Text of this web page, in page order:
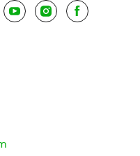
YouTubeInstagramFacebook